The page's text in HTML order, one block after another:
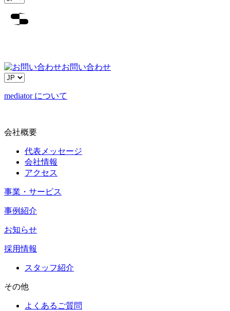
お問い合わせ
mediator について
会社概要
代表メッセージ
会社情報
アクセス
事業・サービス
事例紹介
お知らせ
採用情報
スタッフ紹介
その他
よくあるご質問